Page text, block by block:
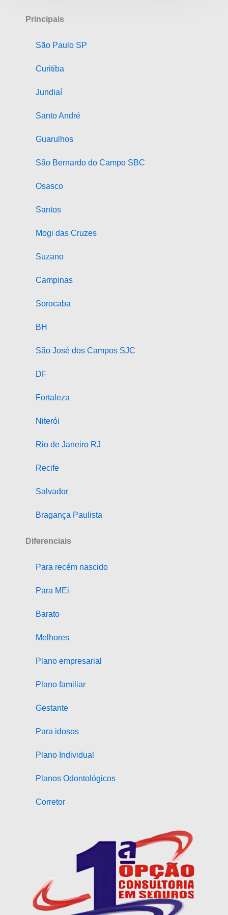
Principais
São Paulo SP
Curitiba
Jundiaí
Santo André
Guarulhos
São Bernardo do Campo SBC
Osasco
Santos
Mogi das Cruzes
Suzano
Campinas
Sorocaba
BH
São José dos Campos SJC
DF
Fortaleza
Niterói
Rio de Janeiro RJ
Recife
Salvador
Bragança Paulista
Diferenciais
Para recém nascido
Para MEi
Barato
Melhores
Plano empresarial
Plano familiar
Gestante
Para idosos
Plano Individual
Planos Odontológicos
Corretor